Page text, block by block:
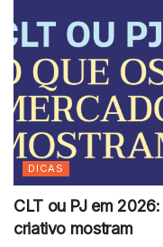
DICAS
CLT ou PJ em
criativo mostram